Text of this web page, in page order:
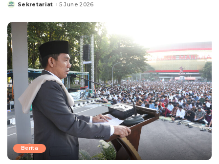
Sekretariat 5 June 2026
Berita